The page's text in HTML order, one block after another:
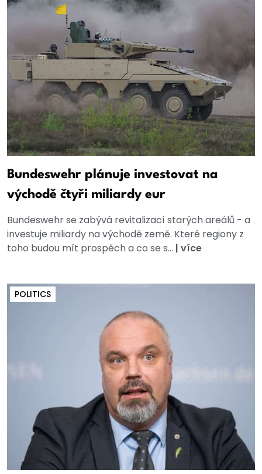
Bundeswehr plánuje investovat na
východě čtyři miliardy eur
Bundeswehr se zabývá revitalizací starých areálů - a
investuje miliardy na východě země. Které regiony z
toho budou mít prospěch a co se s... | více
POLITICS